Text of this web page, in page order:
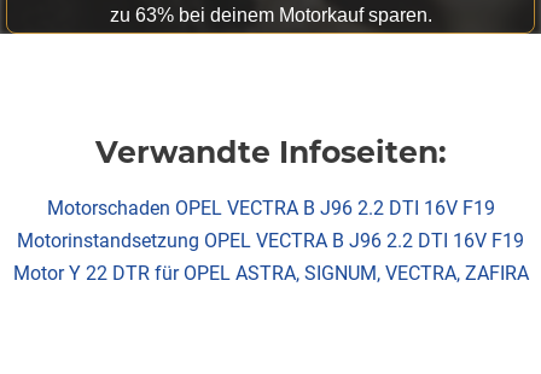
zu 63% bei deinem Motorkauf sparen.
Verwandte Infoseiten:
Motorschaden OPEL VECTRA B J96 2.2 DTI 16V F19
Motorinstandsetzung OPEL VECTRA B J96 2.2 DTI 16V F19
Motor Y 22 DTR für OPEL ASTRA, SIGNUM, VECTRA, ZAFIRA